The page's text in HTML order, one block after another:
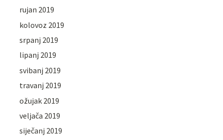
rujan 2019
kolovoz 2019
srpanj 2019
lipanj 2019
svibanj 2019
travanj 2019
ožujak 2019
veljača 2019
siječanj 2019